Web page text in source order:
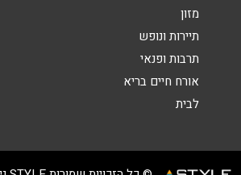
מזון
תיירות ונופש
תרבות ופנאי
אורח חיים בריא
לבית